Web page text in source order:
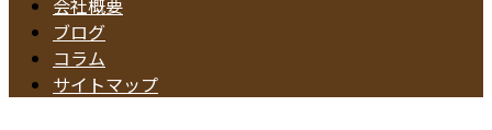
会社概要
ブログ
コラム
サイトマップ